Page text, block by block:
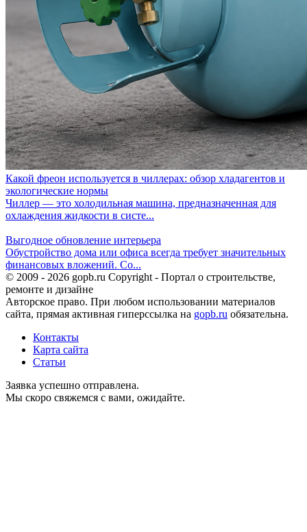
Какой фреон используется в чиллерах: обзор хладагентов и
экологические нормы
Чиллер — это холодильная машина, предназначенная для
охлаждения жидкости в систе...
Выгодное обновление интерьера
Обустройство дома или офиса всегда требует значительных
финансовых вложений. Со...
© 2009 - 2026 gopb.ru Copyright - Портал о строительстве,
ремонте и дизайне
Авторское право. При любом использовании материалов
сайта, прямая активная гиперссылка на gopb.ru обязательна.
Контакты
Карта сайта
Статьи
Заявка успешно отправлена.
Мы скоро свяжемся с вами, ожидайте.